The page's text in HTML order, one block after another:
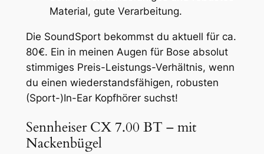
Material, gute Verarbeitung.
Die SoundSport bekommst du aktuell für ca.
80€. Ein in meinen Augen für Bose absolut
stimmiges Preis-Leistungs-Verhältnis, wenn
du einen wiederstandsfähigen, robusten
(Sport-)In-Ear Kopfhörer suchst!
Sennheiser CX 7.00 BT – mit
Nackenbügel